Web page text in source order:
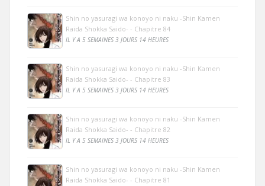
Shin no yasuragi wa konoyo ni naku -Shin Kamen
Raida Shokka Saido- - Chapitre 84
IL Y A 5 SEMAINES 3 JOURS 14 HEURES
Shin no yasuragi wa konoyo ni naku -Shin Kamen
Raida Shokka Saido- - Chapitre 83
IL Y A 5 SEMAINES 3 JOURS 14 HEURES
Shin no yasuragi wa konoyo ni naku -Shin Kamen
Raida Shokka Saido- - Chapitre 82
IL Y A 5 SEMAINES 3 JOURS 14 HEURES
Shin no yasuragi wa konoyo ni naku -Shin Kamen
Raida Shokka Saido- - Chapitre 81